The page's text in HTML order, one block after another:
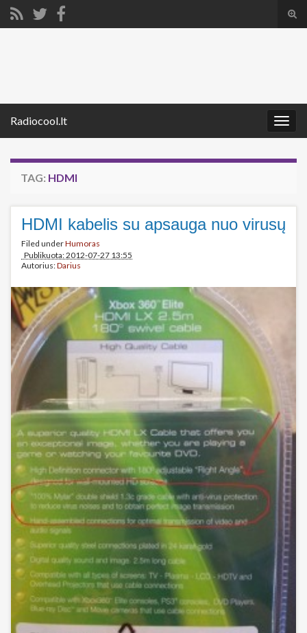
Radiocool.lt
TAG: HDMI
HDMI kabelis su apsauga nuo virusų
Filed underHumoras
Publikuota: 2012-07-27 13:55
Autorius:Darius